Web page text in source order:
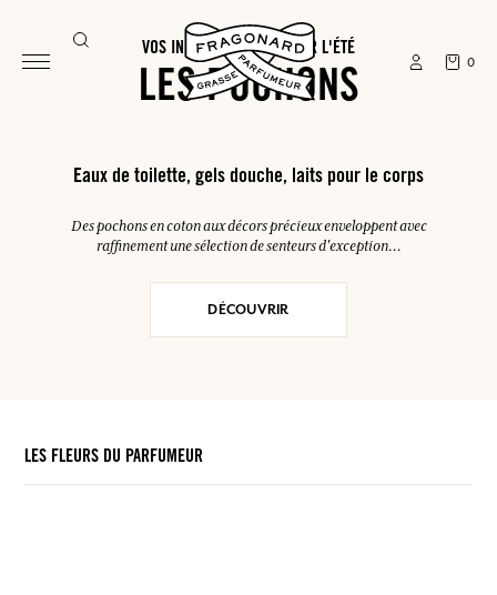
0
VOS INDISPENSABLES POUR L'ÉTÉ
LES POCHONS
Eaux de toilette, gels douche, laits pour le corps
Des pochons en coton aux décors précieux enveloppent avec
raffinement une sélection de senteurs d'exception...
DÉCOUVRIR
LES FLEURS DU PARFUMEUR